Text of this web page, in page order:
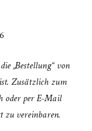
„Bestellung“ von
Zusätzlich zum
oder per E-Mail
zu vereinbaren.